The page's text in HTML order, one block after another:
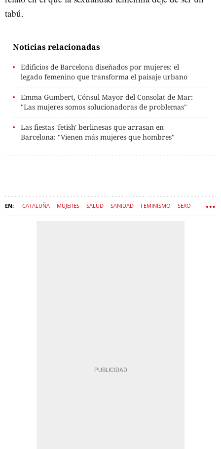
tabú.
Noticias relacionadas
Edificios de Barcelona diseñados por mujeres: el
legado femenino que transforma el paisaje urbano
Emma Gumbert, Cónsul Mayor del Consolat de Mar:
"Las mujeres somos solucionadoras de problemas"
Las fiestas 'fetish' berlinesas que arrasan en
Barcelona: "Vienen más mujeres que hombres"
CATALUÑA MUJERES SALUD SANIDAD FEMINISMO SEXO